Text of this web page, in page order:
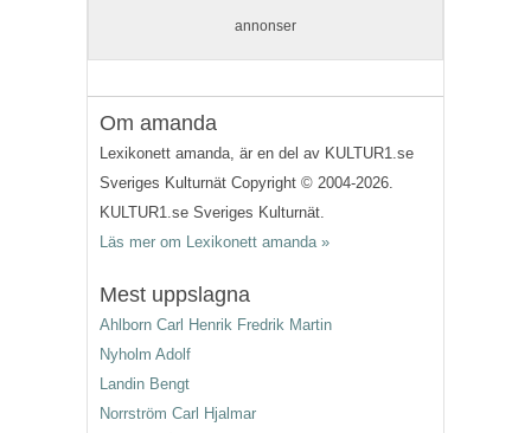
annonser
Om amanda
Lexikonett amanda, är en del av KULTUR1.se
Sveriges Kulturnät Copyright © 2004-2026.
KULTUR1.se Sveriges Kulturnät.
Läs mer om Lexikonett amanda »
Mest uppslagna
Ahlborn Carl Henrik Fredrik Martin
Nyholm Adolf
Landin Bengt
Norrström Carl Hjalmar